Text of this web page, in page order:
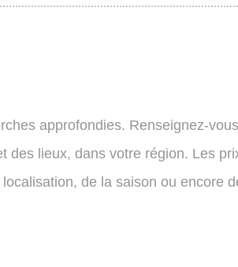
approfondies. Renseignez-
des lieux, dans votre région. Les
de la saison ou encore